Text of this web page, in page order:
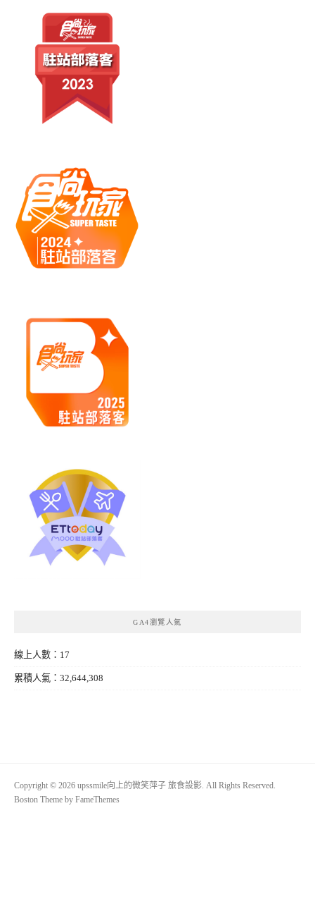
GA4瀏覽人氣
線上人數：17
累積人氣：32,644,308
Copyright © 2026 upssmile向上的微笑萍子 旅食設影. All Rights Reserved.
Boston Theme by FameThemes